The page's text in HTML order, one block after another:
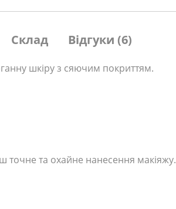
Склад Відгуки (6)
шкіру з сяючим покриттям.
точне та охайне нанесення макіяжу.